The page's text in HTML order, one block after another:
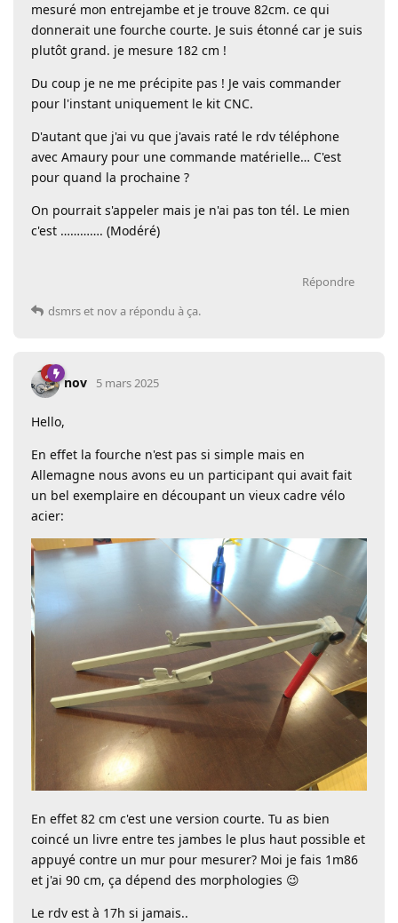
mesuré mon entrejambe et je trouve 82cm. ce qui
donnerait une fourche courte. Je suis étonné car je suis
plutôt grand. je mesure 182 cm !
Du coup je ne me précipite pas ! Je vais commander
pour l'instant uniquement le kit CNC.
D'autant que j'ai vu que j'avais raté le rdv téléphone
avec Amaury pour une commande matérielle… C'est
pour quand la prochaine ?
On pourrait s'appeler mais je n'ai pas ton tél. Le mien
c'est …………. (Modéré)
Répondre
dsmrset nova répondu à ça.
nov 5 mars 2025
Hello,
En effet la fourche n'est pas si simple mais en
Allemagne nous avons eu un participant qui avait fait
un bel exemplaire en découpant un vieux cadre vélo
acier:
En effet 82 cm c'est une version courte. Tu as bien
coincé un livre entre tes jambes le plus haut possible et
appuyé contre un mur pour mesurer? Moi je fais 1m86
et j'ai 90 cm, ça dépend des morphologies 😉
Le rdv est à 17h si jamais..